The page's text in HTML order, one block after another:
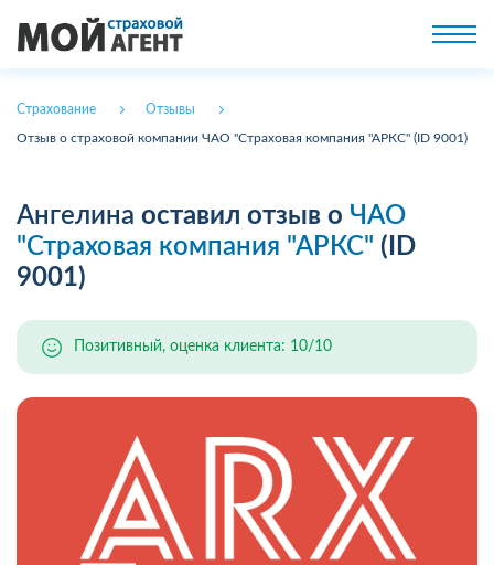
Страхование Отзывы
Отзыв о страховой компании ЧАО "Страховая компания "АРКС" (ID 9001)
Ангелина оставил отзыв о ЧАО
"Страховая компания "АРКС" (ID
9001)
Позитивный, оценка клиента: 10/10